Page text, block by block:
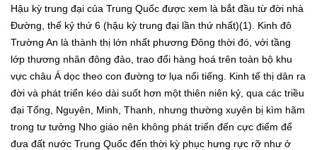
Hậu kỳ trung đại của Trung Quốc được xem là bắt đầu từ đời nhà
Đường, thế kỷ thứ 6 (hậu kỳ trung đại lần thứ nhất)(1). Kinh đô
Trường An là thành thị lớn nhất phương Đông thời đó, với tầng
lớp thương nhân đông đảo, trao đổi hàng hoá trên toàn bộ khu
vực châu Á dọc theo con đường tơ lụa nổi tiếng. Kinh tế thị dân ra
đời và phát triển kéo dài suốt hơn một thiên niên kỷ, qua các triều
đại Tống, Nguyên, Minh, Thanh, nhưng thường xuyên bị kìm hãm
trong tư tưởng Nho giáo nên không phát triển đến cực điểm để
đưa đất nước Trung Quốc đến thời kỳ phục hưng rực rỡ như ở